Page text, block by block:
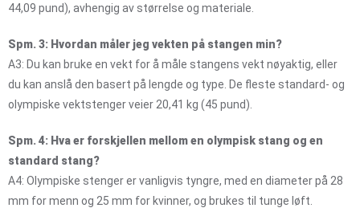
44,09 pund), avhengig av størrelse og materiale.
Spm. 3: Hvordan måler jeg vekten på stangen min?
A3: Du kan bruke en vekt for å måle stangens vekt nøyaktig, eller
du kan anslå den basert på lengde og type. De fleste standard- og
olympiske vektstenger veier 20,41 kg (45 pund).
Spm. 4: Hva er forskjellen mellom en olympisk stang og en
standard stang?
A4: Olympiske stenger er vanligvis tyngre, med en diameter på 28
mm for menn og 25 mm for kvinner, og brukes til tunge løft.